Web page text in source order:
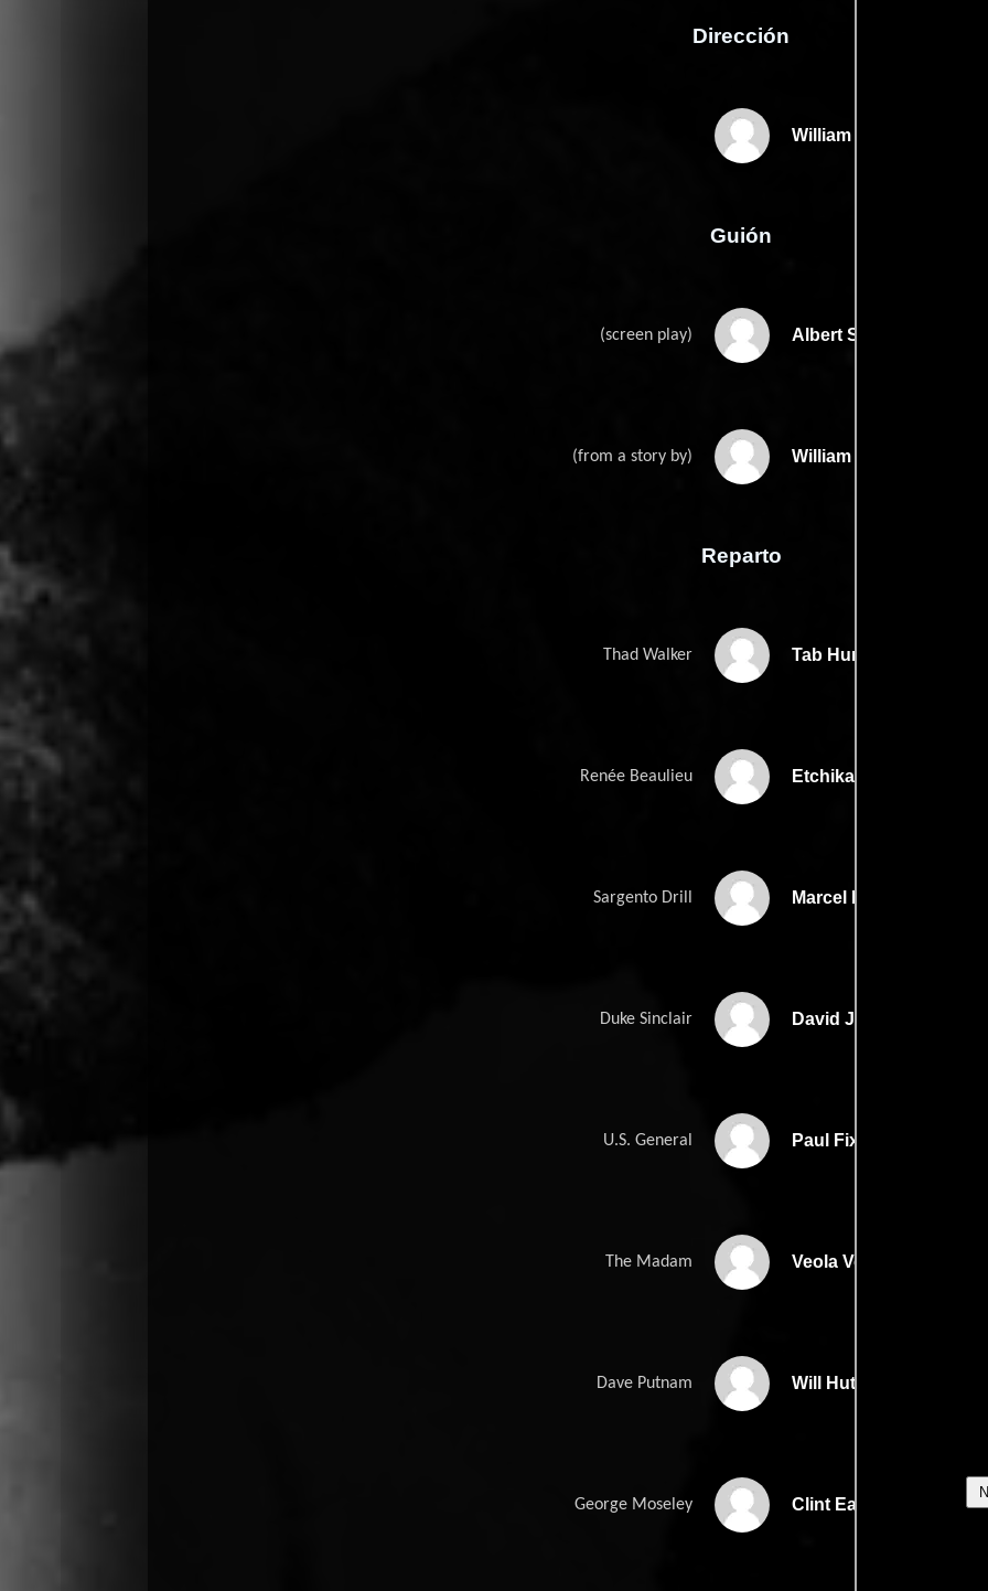
Dirección
William A. Wellman
Guión
(screen play) Albert Sidney
(from a story by) William A. Wellmans
Reparto
Thad Walker Tab Hunter
Renée Beaulieu Etchika Choureau
Sargento Drill Marcel Dalio
Duke Sinclair David Janssen
U.S. General Paul Fix
The Madam Veola Vonn
Dave Putnam Will Hutchins
George Moseley Clint Eastwood